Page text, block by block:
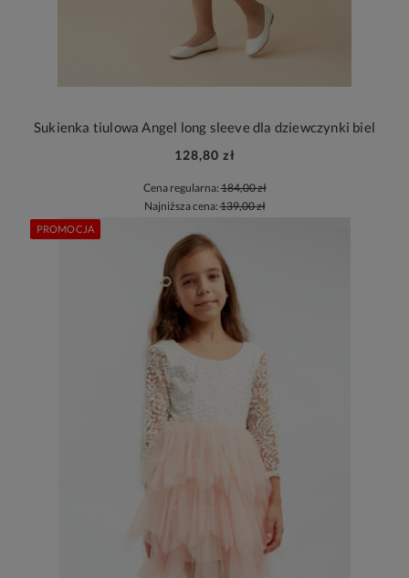
Sukienka tiulowa Angel long sleeve dla dziewczynki biel
128,80 zł
Cena regularna:184,00 zł
Najniższa cena:139,00 zł
PROMOCJA